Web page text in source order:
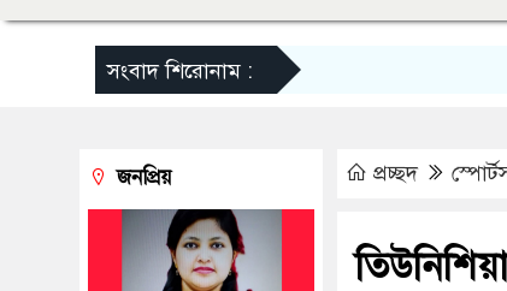
সংবাদ শিরোনাম :
প্রচ্ছদ
জনপ্রিয়